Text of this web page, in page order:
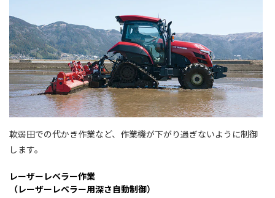
軟弱田での代かき作業など、作業機が下がり過ぎないように制御
します。
レーザーレベラー作業
（レーザーレベラー用深さ自動制御）